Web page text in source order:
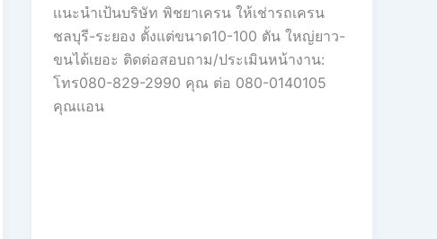
เเนะนำเป้นบริษัท พิชยาเครน ให้เช่ารถเครน
ชลบุรี-ระยอง ตั้งแต่ขนาด10-100 ตัน ใหญ่ยาว-
ขนได้เยอะ ติดต่อสอบถาม/ประเมินหน้างาน:
โทร080-829-2990 คุณ ต่อ 080-0140105
คุณเเอน